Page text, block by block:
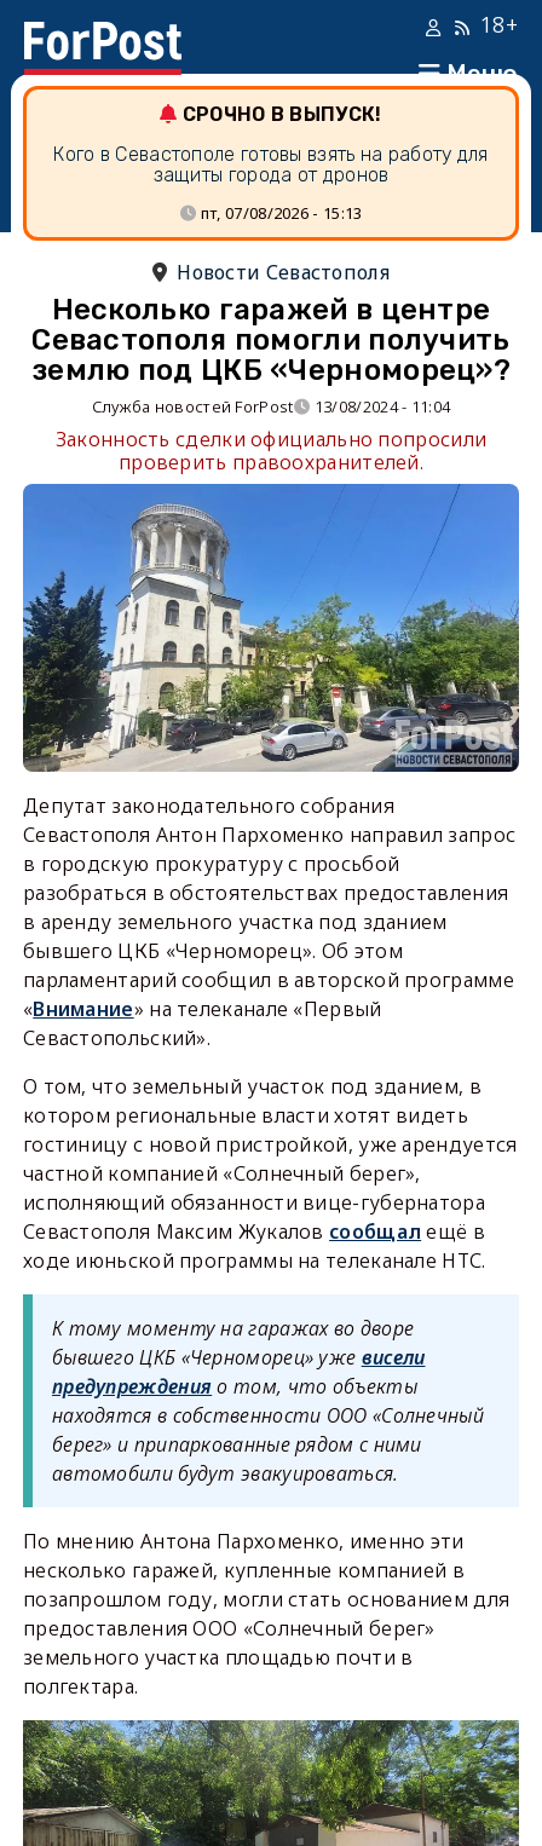
Меню
18+
СРОЧНО В ВЫПУСК!
Кого в Севастополе готовы взять на работу для
защиты города от дронов
пт, 07/08/2026 - 15:13
Новости Севастополя
Несколько гаражей в центре
Севастополя помогли получить
землю под ЦКБ «Черноморец»?
Служба новостей ForPost 13/08/2024 - 11:04
Законность сделки официально попросили
проверить правоохранителей.
Депутат законодательного собрания
Севастополя Антон Пархоменко направил запрос
в городскую прокуратуру с просьбой
разобраться в обстоятельствах предоставления
в аренду земельного участка под зданием
бывшего ЦКБ «Черноморец». Об этом
парламентарий сообщил в авторской программе
«Внимание» на телеканале «Первый
Севастопольский».
О том, что земельный участок под зданием, в
котором региональные власти хотят видеть
гостиницу с новой пристройкой, уже арендуется
частной компанией «Солнечный берег»,
исполняющий обязанности вице-губернатора
Севастополя Максим Жукалов сообщал ещё в
ходе июньской программы на телеканале НТС.
К тому моменту на гаражах во дворе
бывшего ЦКБ «Черноморец» уже висели
предупрежденияо том, что объекты
находятся в собственности ООО «Солнечный
берег» и припаркованные рядом с ними
автомобили будут эвакуироваться.
По мнению Антона Пархоменко, именно эти
несколько гаражей, купленные компанией в
позапрошлом году, могли стать основанием для
предоставления ООО «Солнечный берег»
земельного участка площадью почти в
полгектара.